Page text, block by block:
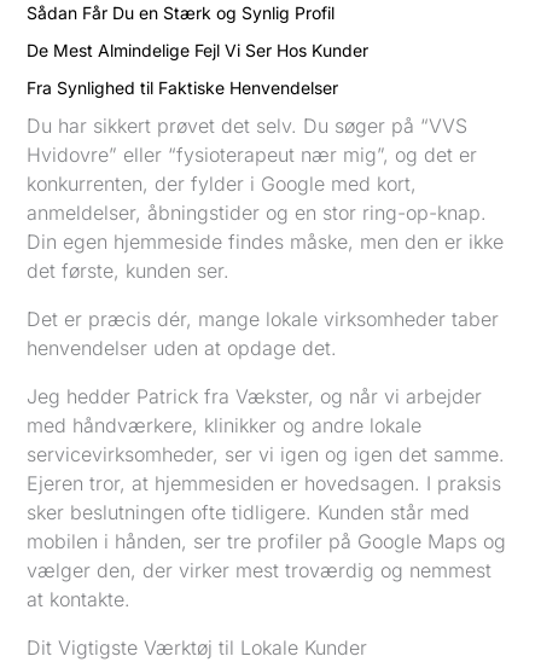
Sådan Får Du en Stærk og Synlig Profil
De Mest Almindelige Fejl Vi Ser Hos Kunder
Fra Synlighed til Faktiske Henvendelser
Du har sikkert prøvet det selv. Du søger på “VVS
Hvidovre” eller “fysioterapeut nær mig”, og det er
konkurrenten, der fylder i Google med kort,
anmeldelser, åbningstider og en stor ring-op-knap.
Din egen hjemmeside findes måske, men den er ikke
det første, kunden ser.
Det er præcis dér, mange lokale virksomheder taber
henvendelser uden at opdage det.
Jeg hedder Patrick fra Vækster, og når vi arbejder
med håndværkere, klinikker og andre lokale
servicevirksomheder, ser vi igen og igen det samme.
Ejeren tror, at hjemmesiden er hovedsagen. I praksis
sker beslutningen ofte tidligere. Kunden står med
mobilen i hånden, ser tre profiler på Google Maps og
vælger den, der virker mest troværdig og nemmest
at kontakte.
Dit Vigtigste Værktøj til Lokale Kunder